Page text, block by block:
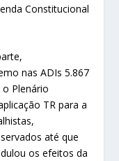
Constitucional
nas ADIs 5.867
o Plenário
TR para a
até que
os efeitos da